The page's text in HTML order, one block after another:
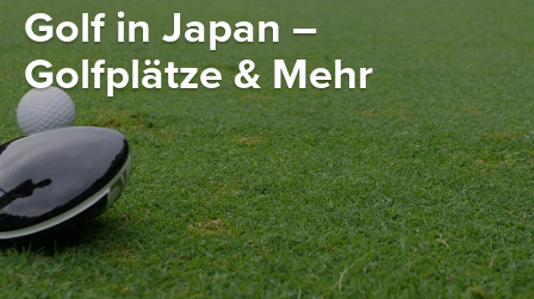
Golf in Japan –
Golfplätze & Mehr